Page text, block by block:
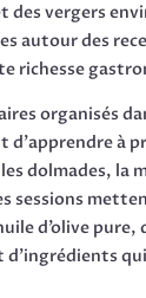
des vergers
autour des
richesse
organisés
d’apprendre à
dolmades, la
sessions
d’olive pure,
d’ingrédients